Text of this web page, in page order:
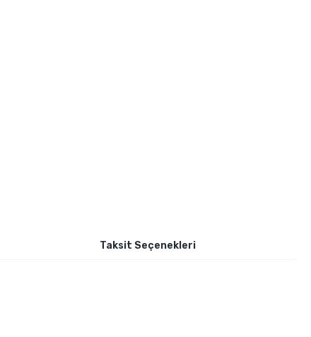
Taksit Seçenekleri